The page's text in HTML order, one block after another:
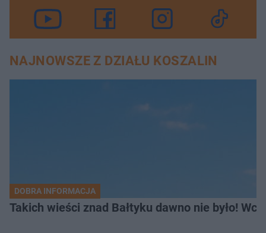
NAJNOWSZE Z DZIAŁU KOSZALIN
DOBRA INFORMACJA
Takich wieści znad Bałtyku dawno nie było!